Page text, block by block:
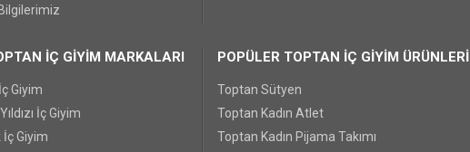
İÇ GİYİM MARKALARI
Giyim
İç Giyim
Giyim
POPÜLER TOPTAN İÇ GİYİM ÜRÜNLERİ
Toptan Sütyen
Toptan Kadın Atlet
Toptan Kadın Pijama Takımı